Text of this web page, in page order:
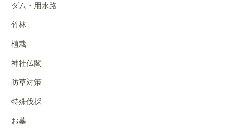
ダム・用水路
竹林
植栽
神社仏閣
防草対策
特殊伐採
お墓